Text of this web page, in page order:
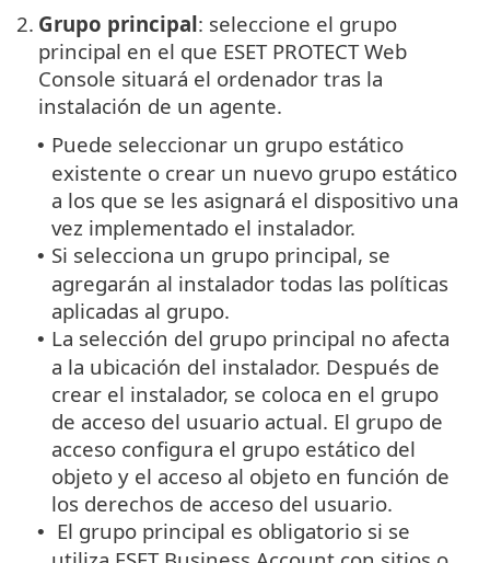
2. Grupo principal: seleccione el grupo
principal en el que ESET PROTECT Web
Console situará el ordenador tras la
instalación de un agente.
• Puede seleccionar un grupo estático
existente o crear un nuevo grupo estático
a los que se les asignará el dispositivo una
vez implementado el instalador.
• Si selecciona un grupo principal, se
agregarán al instalador todas las políticas
aplicadas al grupo.
• La selección del grupo principal no afecta
a la ubicación del instalador. Después de
crear el instalador, se coloca en el grupo
de acceso del usuario actual. El grupo de
acceso configura el grupo estático del
objeto y el acceso al objeto en función de
los derechos de acceso del usuario.
•
El grupo principal es obligatorio si se